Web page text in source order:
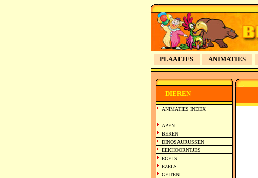
PLAATJES ANIMATIES
DIEREN
ANIMATIES INDEX
APEN
BEREN
DINOSAURUSSEN
EEKHOORNTJES
EGELS
EZELS
GEITEN